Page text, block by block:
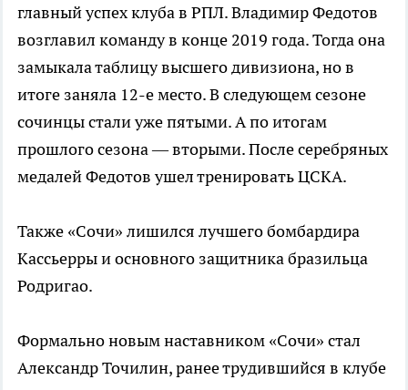
главный успех клуба в РПЛ. Владимир Федотов
возглавил команду в конце 2019 года. Тогда она
замыкала таблицу высшего дивизиона, но в
итоге заняла 12-е место. В следующем сезоне
сочинцы стали уже пятыми. А по итогам
прошлого сезона — вторыми. После серебряных
медалей Федотов ушел тренировать ЦСКА.
Также «Сочи» лишился лучшего бомбардира
Кассьерры и основного защитника бразильца
Родригао.
Формально новым наставником «Сочи» стал
Александр Точилин, ранее трудившийся в клубе